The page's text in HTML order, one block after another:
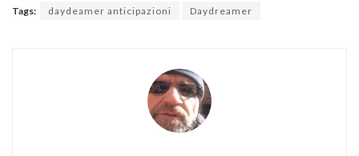
Tags: daydeamer anticipazioni Daydreamer